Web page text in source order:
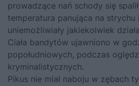
prowadzące nań schody się
temperatura panująca na
uniemożliwiały jakiekolwiek
Ciała bandytów ujawniono w
popołudniowych, podczas
kryminalistycznych.
Pikus nie mial naboju w zębach